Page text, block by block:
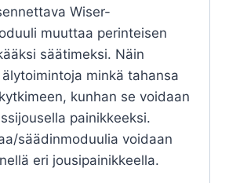
Wiser-
muuttaa perinteisen
säätimeksi. Näin
minkä tahansa
kunhan se voidaan
painikkeeksi.
säädinmoduulia voidaan
eri jousipainikkeella.